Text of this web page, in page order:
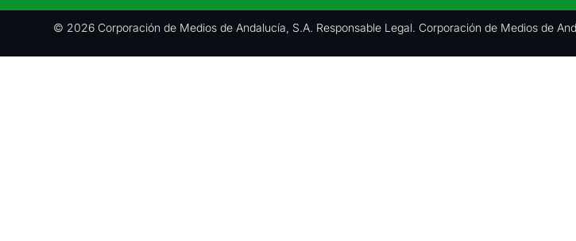
© 2026 Corporación de Medios de Andalucía, S.A. Responsable Legal. Corporación de Medios de